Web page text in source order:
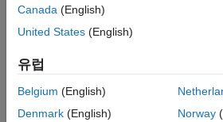
results
found
in
Canada (English)
United States (English)
유럽
Belgium (English)
Denmark (English)
Norway